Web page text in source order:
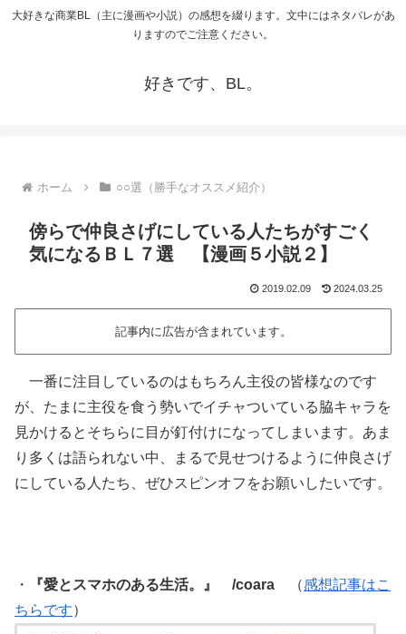
大好きな商業BL（主に漫画や小説）の感想を綴ります。文中にはネタバレがあ
りますのでご注意ください。
好きです、BL。
ホーム ○○選（勝手なオススメ紹介）
傍らで仲良さげにしている人たちがすごく
気になるＢＬ７選 【漫画５小説２】
2019.02.09 2024.03.25
記事内に広告が含まれています。
一番に注目しているのはもちろん主役の皆様なのです
が、たまに主役を食う勢いでイチャついている脇キャラを
見かけるとそちらに目が釘付けになってしまいます。あま
り多くは語られない中、まるで見せつけるように仲良さげ
にしている人たち、ぜひスピンオフをお願いしたいです。
・ 『愛とスマホのある生活。』 /coara （感想記事はこ
ちらです）